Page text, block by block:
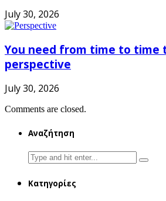
July 30, 2026
You need from time to time
perspective
July 30, 2026
Comments are closed.
Αναζήτηση
Search
for:
Κατηγορίες